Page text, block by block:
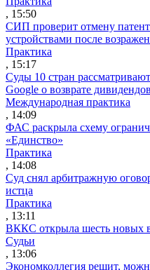
, 15:50
СИП проверит отмену
устройствами после
Практика
, 15:17
Суды 10 стран
Google о возврате дивидендов
Международная практика
, 14:09
ФАС раскрыла схему
«Единство»
Практика
, 14:08
Суд снял арбитражную
истца
Практика
, 13:11
ВККС открыла шесть новых
Судьи
, 13:06
Экономколлегия решит,